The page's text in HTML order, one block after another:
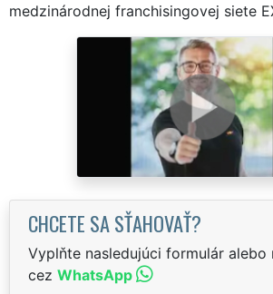
medzinárodnej franchisingovej siete
CHCETE SA SŤAHOVAŤ?
Vyplňte nasledujúci formulár
cez WhatsApp